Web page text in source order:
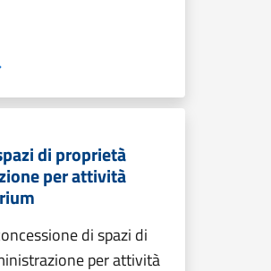
di proprietà
per attività
di spazi di
per attività